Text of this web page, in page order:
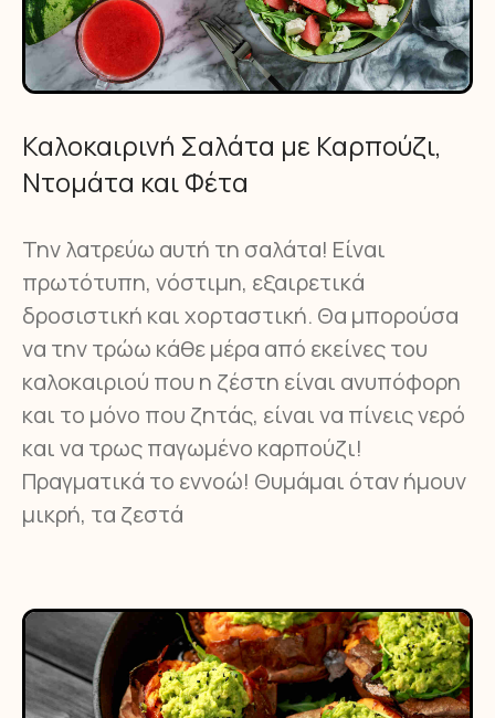
Καλοκαιρινή Σαλάτα με Καρπούζι,
Ντομάτα και Φέτα
Την λατρεύω αυτή τη σαλάτα! Είναι
πρωτότυπη, νόστιμη, εξαιρετικά
δροσιστική και χορταστική. Θα μπορούσα
να την τρώω κάθε μέρα από εκείνες του
καλοκαιριού που η ζέστη είναι ανυπόφορη
και το μόνο που ζητάς, είναι να πίνεις νερό
και να τρως παγωμένο καρπούζι!
Πραγματικά το εννοώ! Θυμάμαι όταν ήμουν
μικρή, τα ζεστά